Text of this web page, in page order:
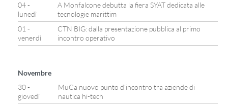
04 -
lunedì
A Monfalcone debutta la fiera SYAT dedicata alle
tecnologie marittim
01 -
venerdì
CTN BIG: dalla presentazione pubblica al primo
incontro operativo
Novembre
30 -
giovedì
MuCa nuovo punto d’incontro tra aziende di
nautica hi-tech